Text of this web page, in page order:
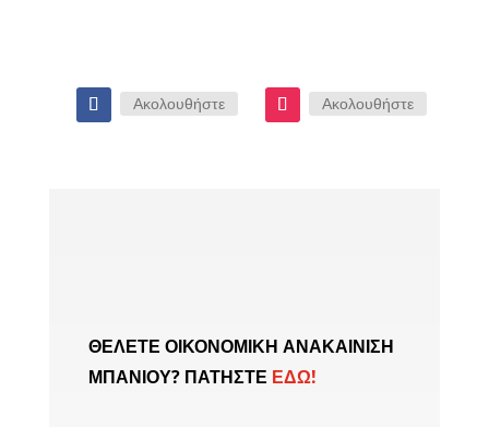
Ακολουθήστε Ακολουθήστε
ΘΕΛΕΤΕ ΟΙΚΟΝΟΜΙΚΗ ΑΝΑΚΑΙΝΙΣΗ
ΜΠΑΝΙΟΥ? ΠΑΤΗΣΤΕ ΕΔΩ!